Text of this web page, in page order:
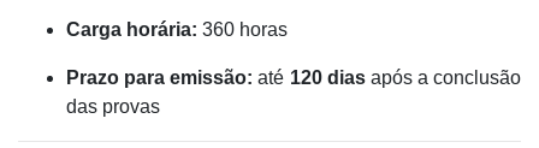
Carga horária: 360 horas
Prazo para emissão: até 120 diasapós a conclusão
das provas